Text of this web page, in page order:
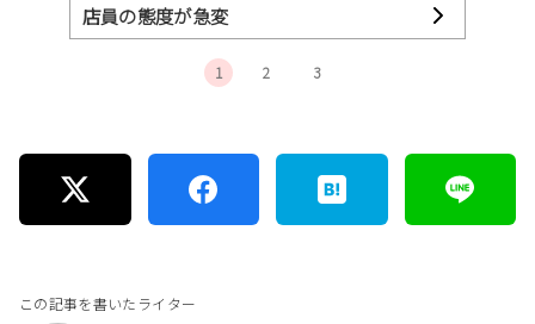
店員の態度が急変
1 2 3
この記事を書いたライター